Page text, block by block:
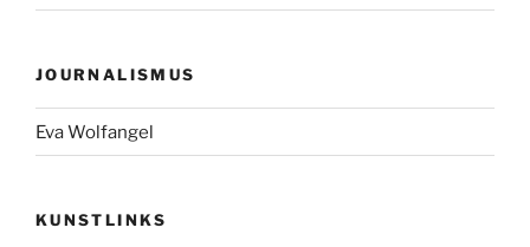
JOURNALISMUS
Eva Wolfangel
KUNSTLINKS